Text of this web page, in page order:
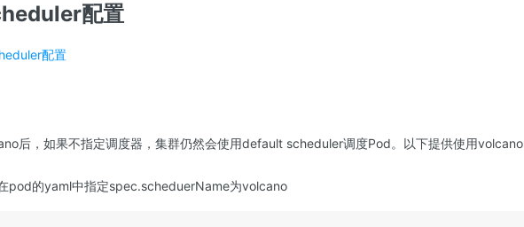
配置
配置
后，如果不指定调度器，集群仍然会使用default scheduler调度Pod。以下提供使用volcano
pod的yaml中指定spec.scheduerName为volcano